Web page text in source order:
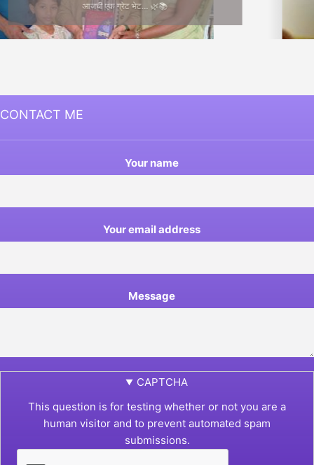
Medha Joshi
CONTACT ME
Your name
Your email address
Message
CAPTCHA
This question is for testing whether or not you are a
human visitor and to prevent automated spam
submissions.